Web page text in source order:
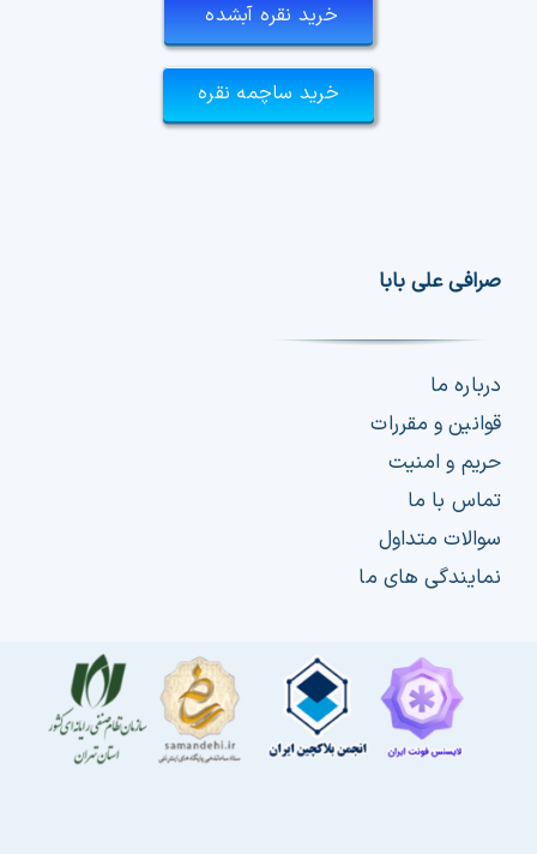
خرید نقره آبشده
خرید ساچمه نقره
صرافی علی بابا
درباره ما
قوانین و مقررات
حریم و امنیت
تماس با ما
سوالات متداول
نمایندگی های ما